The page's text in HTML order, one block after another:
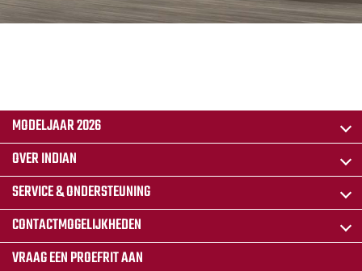
MODELJAAR 2026
OVER INDIAN
SERVICE & ONDERSTEUNING
CONTACTMOGELIJKHEDEN
VRAAG EEN PROEFRIT AAN